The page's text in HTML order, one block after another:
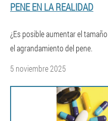
PENE EN LA REALIDAD
¿Es posible aumentar el
el agrandamiento del pene.
5 noviembre 2025